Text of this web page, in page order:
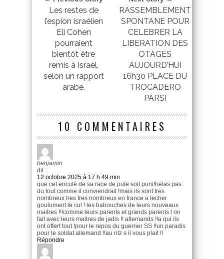
Les restes de
l’espion israélien
Eli Cohen
pourraient
bientôt être
remis à Israël,
selon un rapport
arabe.
RASSEMBLEMENT
SPONTANE POUR
CELEBRER LA
LIBERATION DES
OTAGES
AUJOURD’HUI
16h30 PLACE DU
TROCADERO
PARSI
10 COMMENTAIRES
benjamin
dit :
12 octobre 2025 à 17 h 49 min
que cet enculè de sa race de pute soit puni!helas pas
du tout comme il conviendrait !mais ils sont tres
nombreux tres tres nombreux en france a lecher
goulument le cul ! les babouches de leurs nouveaux
maitres !!!comme leurs parents et grands parents l on
fait avec leurs maitres de jadis !! allemands !!a qui ils
ont offert tout !pour le repos du guerrier SS !!un paradis
pour le soldat allemand !!au ritz s il vous plait !!
Répondre